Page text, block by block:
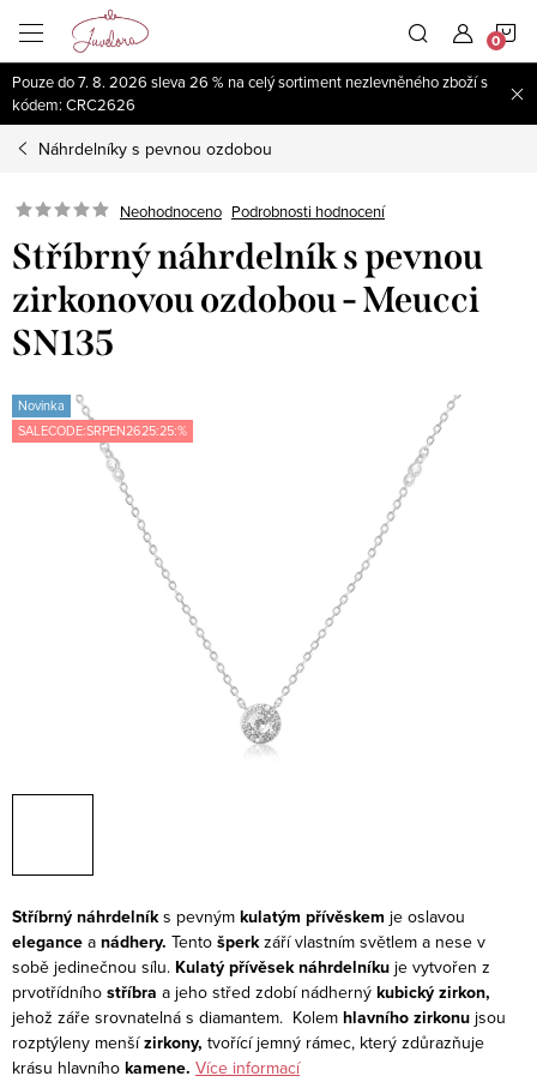
obsah
Pouze do 7. 8. 2026 sleva 26 % na celý sortiment nezlevněného zboží s
kódem: CRC2626
Náhrdelníky s pevnou ozdobou
Neohodnoceno Podrobnosti hodnocení
Stříbrný náhrdelník s pevnou
zirkonovou ozdobou - Meucci
SN135
Novinka
SALECODE:SRPEN2625:25:%
Stříbrný náhrdelníks pevným kulatým přívěskem je oslavou
elegance a nádhery. Tento šperkzáří vlastním světlem a nese v
sobě jedinečnou sílu. Kulatý přívěsek náhrdelníku je vytvořen z
prvotřídního stříbra a jeho střed zdobí nádherný kubický zirkon,
jehož záře srovnatelná s diamantem. Kolem hlavního zirkonu jsou
rozptýleny menšízirkony, tvořící jemný rámec, který zdůrazňuje
krásu hlavního kamene. Více informací